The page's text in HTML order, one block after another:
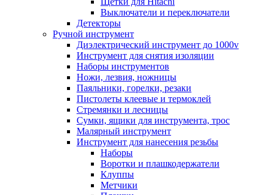
Выключатели и переключатели
Детекторы
Ручной инструмент
Диэлектрический инструмент до 1000v
Инструмент для снятия изоляции
Наборы инструментов
Ножи, лезвия, ножницы
Паяльники, горелки, резаки
Пистолеты клеевые и термоклей
Стремянки и лесницы
Сумки, ящики для инструмента, трос
Малярный инструмент
Инструмент для нанесения резьбы
Наборы
Воротки и плашкодержатели
Клуппы
Метчики